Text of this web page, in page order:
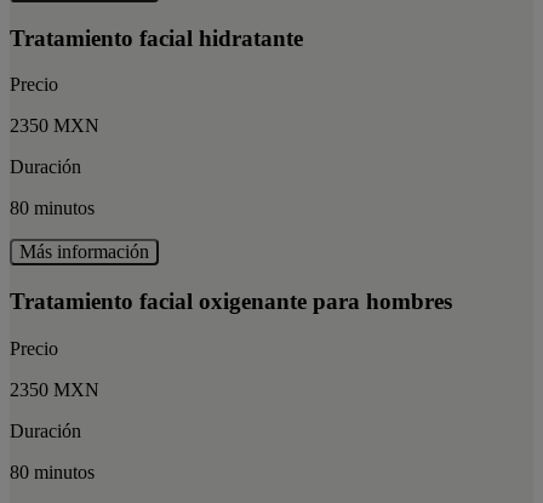
Tratamiento facial hidratante
Precio
2350 MXN
Duración
80 minutos
Más información
Tratamiento facial oxigenante para hombres
Precio
2350 MXN
Duración
80 minutos